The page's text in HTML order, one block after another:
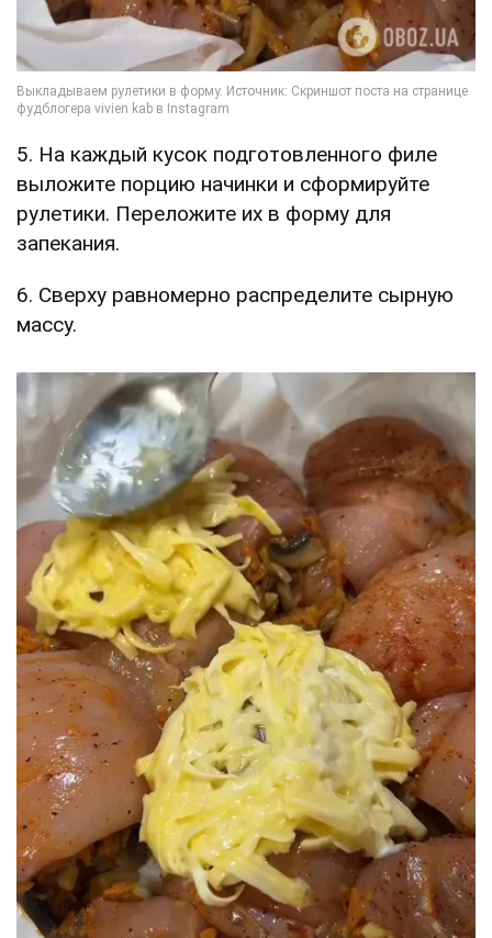
5. На каждый кусок подготовленного филе
выложите порцию начинки и сформируйте
рулетики. Переложите их в форму для
запекания.
6. Сверху равномерно распределите сырную
массу.